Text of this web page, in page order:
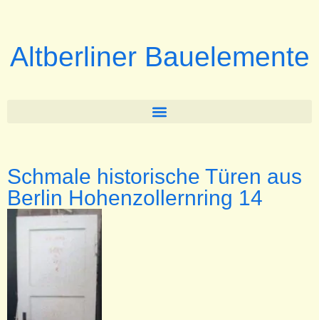
Altberliner Bauelemente
Schmale historische Türen aus
Berlin Hohenzollernring 14